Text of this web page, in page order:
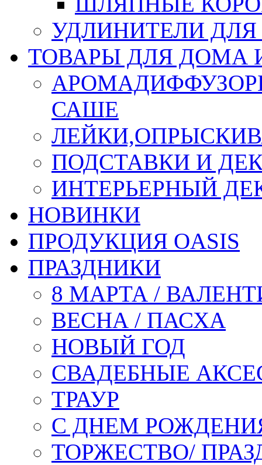
УДЛИНИТЕЛИ
ТОВАРЫ ДЛЯ ДОМА
САШЕ
ПОДСТАВКИ И
ИНТЕРЬЕРНЫЙ
НОВИНКИ
ПРОДУКЦИЯ OASIS
ПРАЗДНИКИ
8 МАРТА /
ВЕСНА / ПАСХА
НОВЫЙ ГОД
СВАДЕБНЫЕ
ТРАУР
С ДНЕМ
ТОРЖЕСТВО/